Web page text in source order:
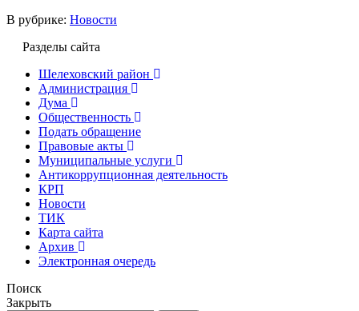
В рубрике: Новости
Разделы сайта
Шелеховский район
Администрация
Дума
Общественность
Подать обращение
Правовые акты
Муниципальные услуги
Антикоррупционная деятельность
КРП
Новости
ТИК
Карта сайта
Архив
Электронная очередь
Поиск
Закрыть